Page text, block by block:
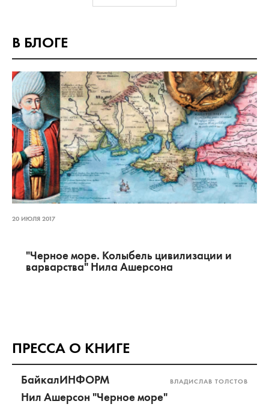
В БЛОГЕ
20 ИЮЛЯ 2017
"Черное море. Колыбель цивилизации и
варварства" Нила Ашерсона
ПРЕССА О КНИГЕ
БайкалИНФОРМ ВЛАДИСЛАВ ТОЛСТОВ
Нил Ашерсон "Черное море"